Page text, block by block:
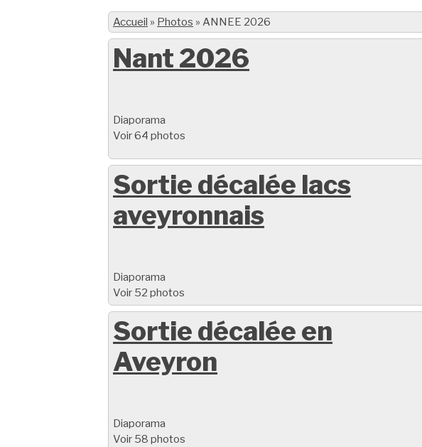
Accueil » Photos » ANNEE 2026
Nant 2026
Diaporama
Voir 64 photos
Sortie décalée lacs
aveyronnais
Diaporama
Voir 52 photos
Sortie décalée en
Aveyron
Diaporama
Voir 58 photos